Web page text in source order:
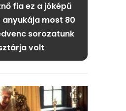
fia ez a jóképű
anyukája most 80
sorozatunk
volt